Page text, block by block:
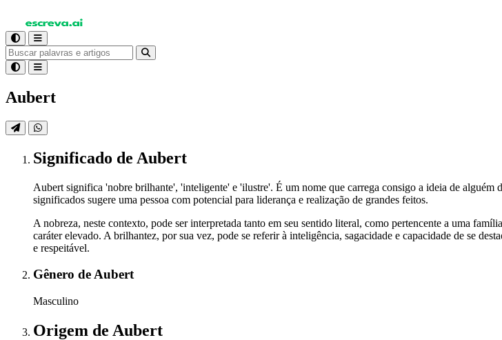
Aubert
Significado de Aubert
Aubert significa 'nobre brilhante', 'inteligente' e 'ilustre'. É um nome que carrega consigo a ideia de alguém
significados sugere uma pessoa com potencial para liderança e realização de grandes feitos.
A nobreza, neste contexto, pode ser interpretada tanto em seu sentido literal, como pertencente a uma
caráter elevado. A brilhantez, por sua vez, pode se referir à inteligência, sagacidade e capacidade de se
e respeitável.
Gênero de Aubert
Masculino
Origem de Aubert